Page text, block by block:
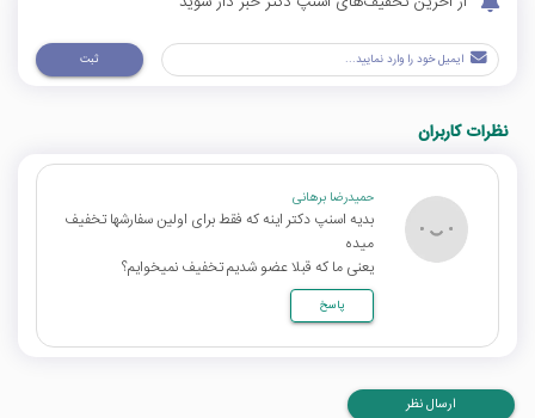
ثبت
نظرات کاربران
حمیدرضا برهانی
بدیه اسنپ دکتر اینه که فقط برای اولین سفارشها تخفیف
میده
یعنی ما که قبلا عضو شدیم تخفیف نمیخوایم؟
پاسخ
ارسال نظر